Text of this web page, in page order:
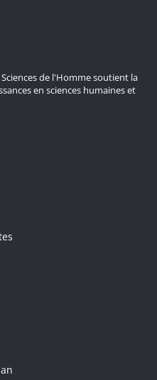
de l'Homme soutient la
en sciences humaines et